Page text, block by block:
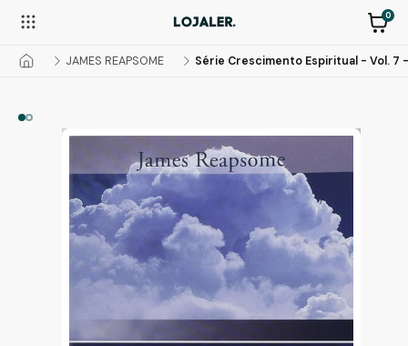
0
JAMES REAPSOME Série Crescimento Espiritual - Vol. 7